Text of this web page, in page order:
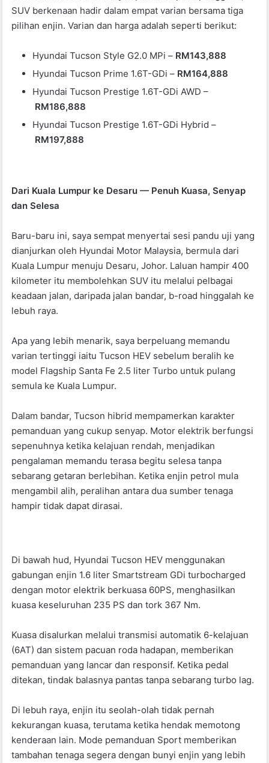
SUV berkenaan hadir dalam empat varian bersama tiga
pilihan enjin. Varian dan harga adalah seperti berikut:
Hyundai Tucson Style G2.0 MPi – RM143,888
Hyundai Tucson Prime 1.6T-GDi – RM164,888
Hyundai Tucson Prestige 1.6T-GDi AWD –
RM186,888
Hyundai Tucson Prestige 1.6T-GDi Hybrid –
RM197,888
Dari Kuala Lumpur ke Desaru — Penuh Kuasa, Senyap
dan Selesa
Baru-baru ini, saya sempat menyertai sesi pandu uji yang
dianjurkan oleh Hyundai Motor Malaysia, bermula dari
Kuala Lumpur menuju Desaru, Johor. Laluan hampir 400
kilometer itu membolehkan SUV itu melalui pelbagai
keadaan jalan, daripada jalan bandar, b-road hinggalah ke
lebuh raya.
Apa yang lebih menarik, saya berpeluang memandu
varian tertinggi iaitu Tucson HEV sebelum beralih ke
model Flagship Santa Fe 2.5 liter Turbo untuk pulang
semula ke Kuala Lumpur.
Dalam bandar, Tucson hibrid mempamerkan karakter
pemanduan yang cukup senyap. Motor elektrik berfungsi
sepenuhnya ketika kelajuan rendah, menjadikan
pengalaman memandu terasa begitu selesa tanpa
sebarang getaran berlebihan. Ketika enjin petrol mula
mengambil alih, peralihan antara dua sumber tenaga
hampir tidak dapat dirasai.
Di bawah hud, Hyundai Tucson HEV menggunakan
gabungan enjin 1.6 liter Smartstream GDi turbocharged
dengan motor elektrik berkuasa 60PS, menghasilkan
kuasa keseluruhan 235 PS dan tork 367 Nm.
Kuasa disalurkan melalui transmisi automatik 6-kelajuan
(6AT) dan sistem pacuan roda hadapan, memberikan
pemanduan yang lancar dan responsif. Ketika pedal
ditekan, tindak balasnya pantas tanpa sebarang turbo lag.
Di lebuh raya, enjin itu seolah-olah tidak pernah
kekurangan kuasa, terutama ketika hendak memotong
kenderaan lain. Mode pemanduan Sport memberikan
tambahan tenaga segera dengan bunyi enjin yang lebih